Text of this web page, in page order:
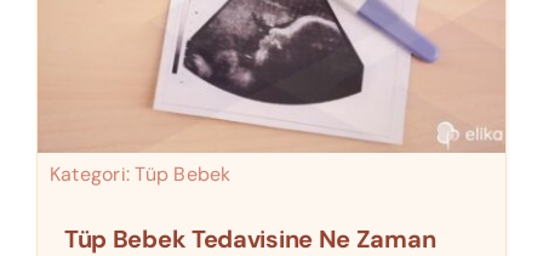
Kategori:Tüp Bebek
Tüp Bebek Tedavisine Ne Zaman